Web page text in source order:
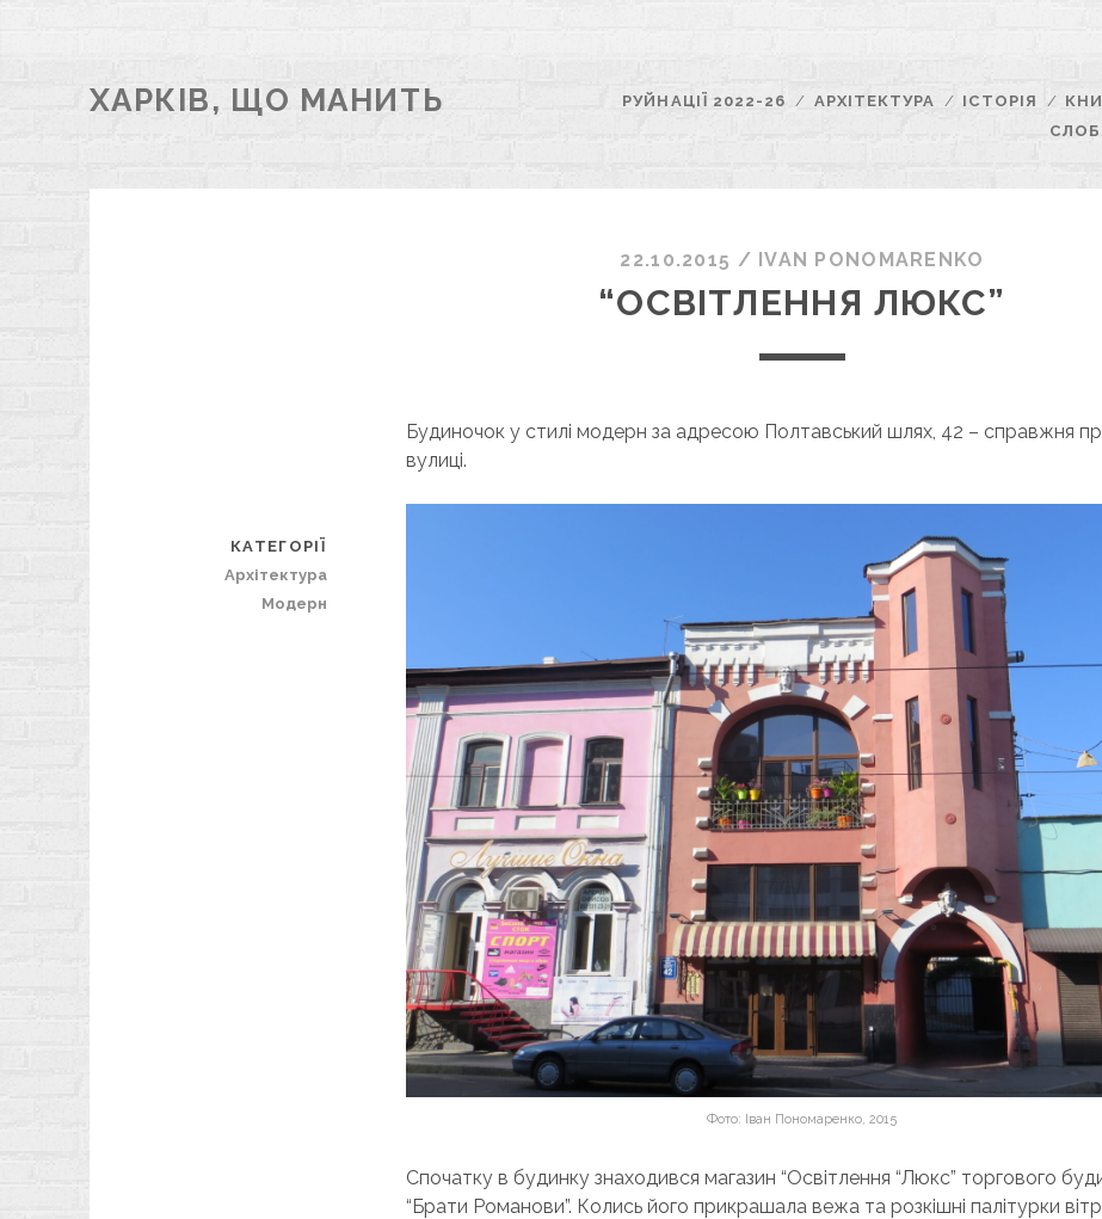
ХАРКІВ, ЩО МАНИТЬ РУЙНАЦІЇ 2022-26 АРХІТЕКТУРА ІСТОРІЯ
22.10.2015 / ІVAN PONOMARENKO
“ОСВІТЛЕННЯ ЛЮКС”
Будиночок у стилі модерн за адресою Полтавський шлях, 42 – справжня
вулиці.
Фото: Іван Пономаренко, 2015
Спочатку в будинку знаходився магазин “Освітлення “Люкс” торгового
“Брати Романови”. Колись його прикрашала вежа та розкішні палітурки
КАТЕГОРІЇ
Архітектура
Модерн